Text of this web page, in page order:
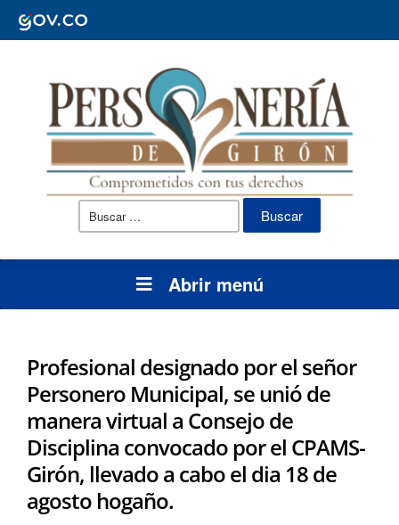
Buscar:
Abrir menú
Profesional designado por el señor
Personero Municipal, se unió de
manera virtual a Consejo de
Disciplina convocado por el CPAMS-
Girón, llevado a cabo el dia 18 de
agosto hogaño.